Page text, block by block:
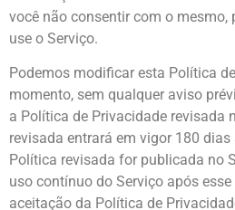
você não consentir com o mesmo,
use o Serviço.
Podemos modificar esta Política
momento, sem qualquer aviso
a Política de Privacidade revisada
revisada entrará em vigor 180
Política revisada for publicada no
uso contínuo do Serviço após
aceitação da Política de